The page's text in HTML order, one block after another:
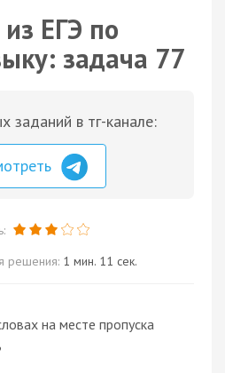
ЕГЭ по
задача 77
заданий в тг-канале:
решения: 1 мин. 11 сек.
на месте пропуска